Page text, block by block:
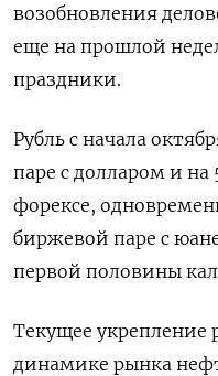
возобновления
еще на прошлой
праздники.
Рубль с начала
паре с долларом и на
форексе,
биржевой паре с
первой половины
Текущее укрепление
динамике рынка